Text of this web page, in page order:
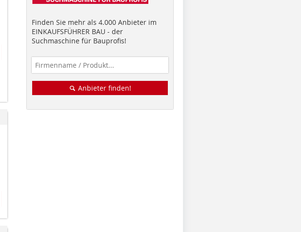
Finden Sie mehr als 4.000 Anbieter im
EINKAUFSFÜHRER BAU - der
Suchmaschine für Bauprofis!
Anbieter finden!